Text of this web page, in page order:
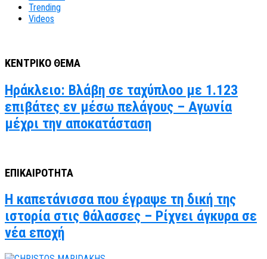
Trending
Videos
ΚΕΝΤΡΙΚΟ ΘΕΜΑ
Ηράκλειο: Βλάβη σε ταχύπλοο με 1.123
επιβάτες εν μέσω πελάγους – Αγωνία
μέχρι την αποκατάσταση
ΕΠΙΚΑΙΡΟΤΗΤΑ
Η καπετάνισσα που έγραψε τη δική της
ιστορία στις θάλασσες – Ρίχνει άγκυρα σε
νέα εποχή